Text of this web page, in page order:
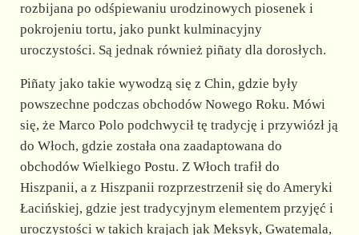
rozbijana po odśpiewaniu urodzinowych piosenek i
pokrojeniu tortu, jako punkt kulminacyjny
uroczystości. Są jednak również piñaty dla dorosłych.
Piñaty jako takie wywodzą się z Chin, gdzie były
powszechne podczas obchodów Nowego Roku. Mówi
się, że Marco Polo podchwycił tę tradycję i przywiózł ją
do Włoch, gdzie została ona zaadaptowana do
obchodów Wielkiego Postu. Z Włoch trafił do
Hiszpanii, a z Hiszpanii rozprzestrzenił się do Ameryki
Łacińskiej, gdzie jest tradycyjnym elementem przyjęć i
uroczystości w takich krajach jak Meksyk, Gwatemala,